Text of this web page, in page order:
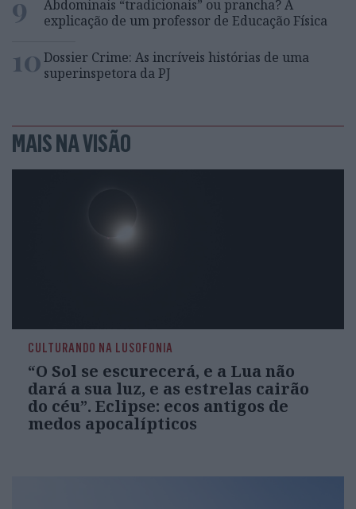
Abdominais “tradicionais” ou prancha? A
explicação de um professor de Educação Física
10Dossier Crime: As incríveis histórias de uma
superinspetora da PJ
MAIS NA VISÃO
CULTURANDO NA LUSOFONIA
“O Sol se escurecerá, e a Lua não
dará a sua luz, e as estrelas cairão
do céu”. Eclipse: ecos antigos de
medos apocalípticos